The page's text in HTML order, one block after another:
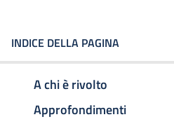
INDICE DELLA PAGINA
A chi è rivolto
Approfondimenti